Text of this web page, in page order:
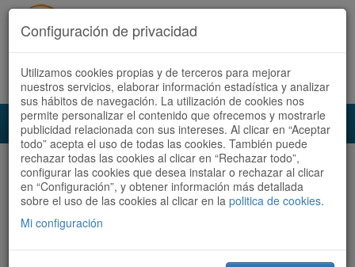
Accedeix Registra't ara Español Català
Audioruta Totes les rutes
Totes les rutes Ordenar per:Més recents/ Dificultat /
Configuración de privacidad
Utilizamos cookies propias y de terceros para mejorar
nuestros servicios, elaborar información estadística y analizar
sus hábitos de navegación. La utilización de cookies nos
permite personalizar el contenido que ofrecemos y mostrarle
publicidad relacionada con sus intereses. Al clicar en “Aceptar
todo” acepta el uso de todas las cookies. También puede
rechazar todas las cookies al clicar en “Rechazar todo”,
configurar las cookies que desea instalar o rechazar al clicar
en “Configuración”, y obtener información más detallada
sobre el uso de las cookies al clicar en la politica de cookies.
Mi configuración